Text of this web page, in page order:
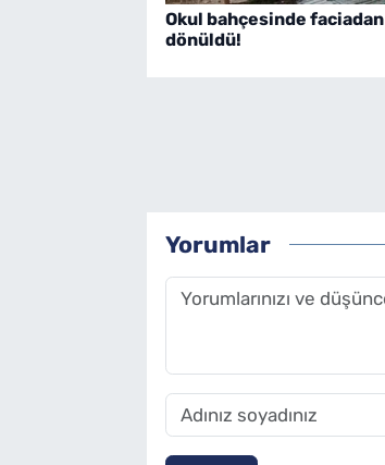
Okul bahçesinde faciadan
dönüldü!
Yorumlar